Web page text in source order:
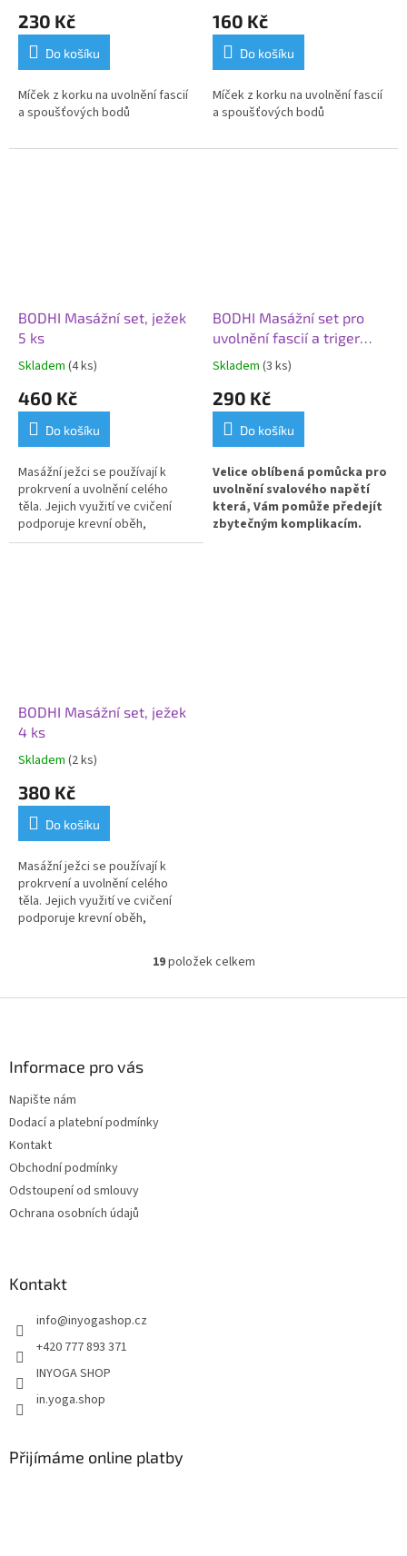
230 Kč
Do košíku
Míček z korku na uvolnění fascií
a spoušťových bodů
160 Kč
Do košíku
Míček z korku na uvolnění fascií
a spoušťových bodů
BODHI Masážní set, ježek
5 ks
Skladem (4 ks)
460 Kč
Do košíku
Masážní ježci se používají k
prokrvení a uvolnění celého
těla. Jejich využití ve cvičení
podporuje krevní oběh,
stimuluje reflexní zóny, uvolňuje
BODHI Masážní set pro
uvolnění fascií a triger
pointů, míček 3 ks
Skladem (3 ks)
290 Kč
Do košíku
Velice oblíbená pomůcka pro
uvolnění svalového napětí
která, Vám pomůže předejít
zbytečným komplikacím.
BODHI Masážní set, ježek
4 ks
Skladem (2 ks)
380 Kč
Do košíku
Masážní ježci se používají k
prokrvení a uvolnění celého
těla. Jejich využití ve cvičení
podporuje krevní oběh,
O
l
19položek celkem
Informace pro vás
Napište nám
Dodací a platební podmínky
Kontakt
Obchodní podmínky
Odstoupení od smlouvy
Ochrana osobních údajů
Kontakt
info@inyogashop.cz
+420 777 893 371
INYOGA SHOP
in.yoga.shop
Přijímáme online platby